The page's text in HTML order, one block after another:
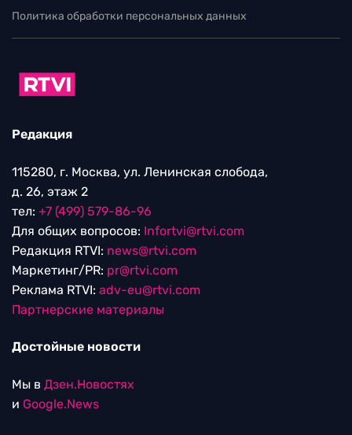
Политика обработки персональных данных
Редакция
115280, г. Москва, ул. Ленинская слобода,
д. 26, этаж 2
тел: +7 (499) 579-86-96
Для общих вопросов: Infortvi@rtvi.com
Редакция RTVI: news@rtvi.com
Маркетинг/PR: pr@rtvi.com
Реклама RTVI: adv-eu@rtvi.com
Партнерские материалы
Достойные новости
Мы в Дзен.Новостях
и Google.News